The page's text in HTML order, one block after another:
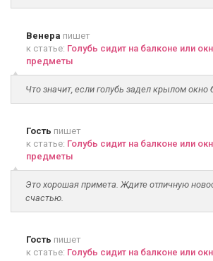
Венера пишет
к статье: Голубь сидит на балконе или
предметы
Что значит, если голубь задел крылом окно
Гость пишет
к статье: Голубь сидит на балконе или
предметы
Это хорошая примета. Ждите отличную
счастью.
Гость пишет
к статье: Голубь сидит на балконе или